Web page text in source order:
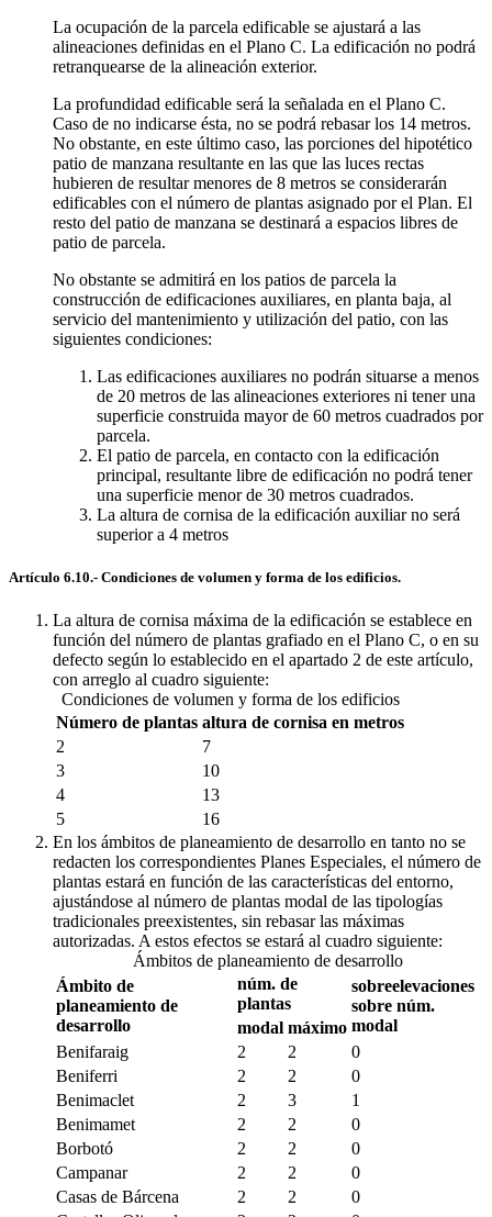
La ocupación de la parcela edificable se ajustará a las
alineaciones definidas en el Plano C. La edificación no podrá
retranquearse de la alineación exterior.
La profundidad edificable será la señalada en el Plano C.
Caso de no indicarse ésta, no se podrá rebasar los 14 metros.
No obstante, en este último caso, las porciones del hipotético
patio de manzana resultante en las que las luces rectas
hubieren de resultar menores de 8 metros se considerarán
edificables con el número de plantas asignado por el Plan. El
resto del patio de manzana se destinará a espacios libres de
patio de parcela.
No obstante se admitirá en los patios de parcela la
construcción de edificaciones auxiliares, en planta baja, al
servicio del mantenimiento y utilización del patio, con las
siguientes condiciones:
Las edificaciones auxiliares no podrán situarse a menos
de 20 metros de las alineaciones exteriores ni tener una
superficie construida mayor de 60 metros cuadrados por
parcela.
El patio de parcela, en contacto con la edificación
principal, resultante libre de edificación no podrá tener
una superficie menor de 30 metros cuadrados.
La altura de cornisa de la edificación auxiliar no será
superior a 4 metros
Artículo 6.10.- Condiciones de volumen y forma de los edificios.
La altura de cornisa máxima de la edificación se establece en
función del número de plantas grafiado en el Plano C, o en su
defecto según lo establecido en el apartado 2 de este artículo,
con arreglo al cuadro siguiente:
Condiciones de volumen y forma de los edificios
Número de plantas altura de cornisa en metros
2
7
3
10
4
13
5
16
En los ámbitos de planeamiento de desarrollo en tanto no se
redacten los correspondientes Planes Especiales, el número de
plantas estará en función de las características del entorno,
ajustándose al número de plantas modal de las tipologías
tradicionales preexistentes, sin rebasar las máximas
autorizadas. A estos efectos se estará al cuadro siguiente:
Ámbitos de planeamiento de desarrollo
Ámbito de
planeamiento de
desarrollo
núm. de
plantas
sobreelevaciones
sobre núm.
modal
modal máximo
Benifaraig
2 2
0
Beniferri
2 2
0
Benimaclet
2 3
1
Benimamet
2 2
0
Borbotó
2 2
0
Campanar
2 2
0
Casas de Bárcena
2 2
0